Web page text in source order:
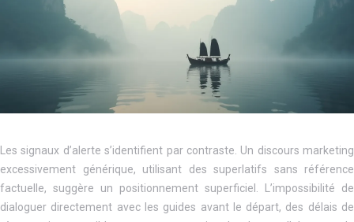
Les signaux d’alerte s’identifient par contraste. Un discours marketing
excessivement générique, utilisant des superlatifs sans référence
factuelle, suggère un positionnement superficiel. L’impossibilité de
dialoguer directement avec les guides avant le départ, des délais de